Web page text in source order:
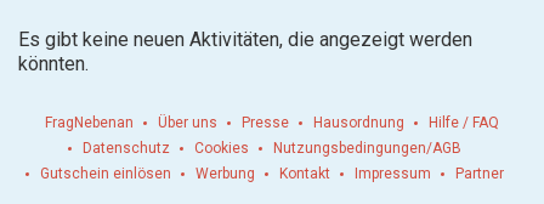
Es gibt keine neuen Aktivitäten, die angezeigt werden
könnten.
FragNebenan Über uns Presse Hausordnung
Hilfe / FAQ
Datenschutz
Cookies
Nutzungsbedingungen/AGB
Gutschein einlösen
Werbung Kontakt Impressum Partner